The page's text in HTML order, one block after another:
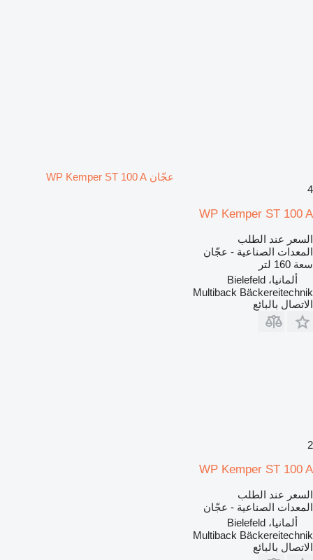
عجّان WP Kemper ST 100 A
4
WP Kemper ST 100 A
السعر عند الطلب
المعدات الصناعية - عجّان
سعة 160 لتر
ألمانيا، Bielefeld
Multiback Bäckereitechnik
الاتصال بالبائع
2
WP Kemper ST 100 A
السعر عند الطلب
المعدات الصناعية - عجّان
ألمانيا، Bielefeld
Multiback Bäckereitechnik
الاتصال بالبائع